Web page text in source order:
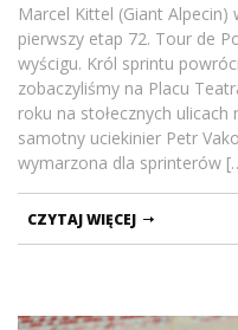
Marcel Kittel (Giant Alpecin)
pierwszy etap 72. Tour de
wyścigu. Król sprintu
zobaczyliśmy na Placu
roku na stołecznych
samotny uciekinier Petr
wymarzona dla sprinterów
CZYTAJ WIĘCEJ